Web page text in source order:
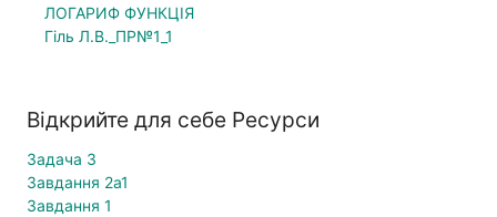
ЛОГАРИФ ФУНКЦІЯ
Гіль Л.В._ПР№1_1
Відкрийте для себе Ресурси
Задача 3
Завдання 2а1
Завдання 1